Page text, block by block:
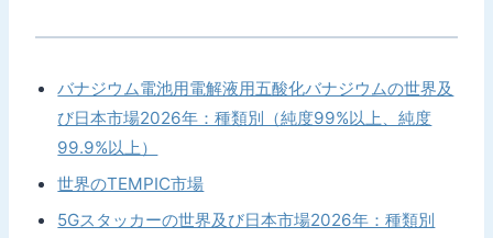
バナジウム電池用電解液用五酸化バナジウムの世界及
び日本市場2026年：種類別（純度99%以上、純度
99.9%以上）
世界のTEMPIC市場
5Gスタッカーの世界及び日本市場2026年：種類別